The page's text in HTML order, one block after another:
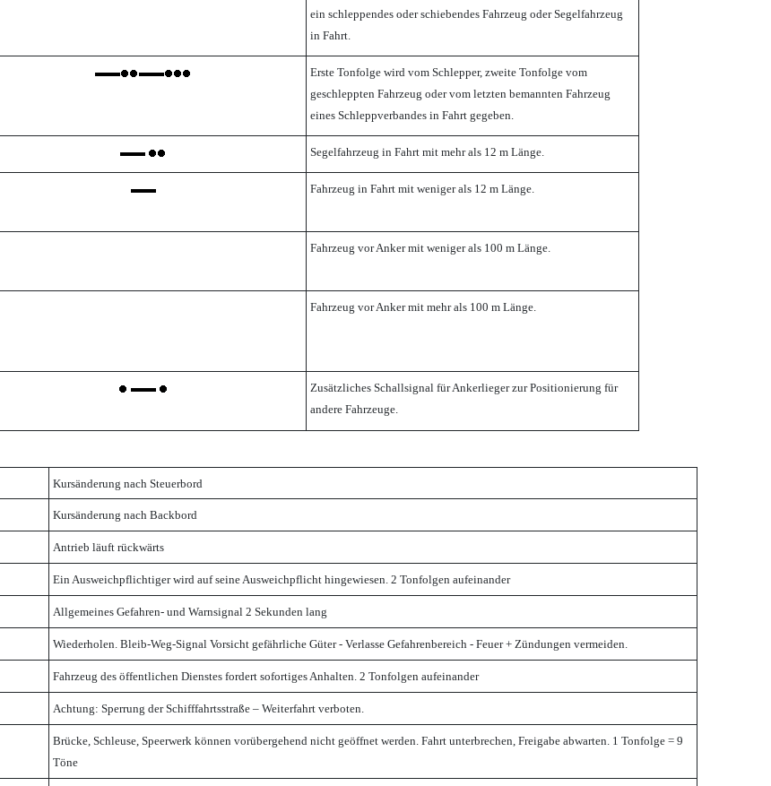
ein schleppendes oder schiebendes Fahrzeug oder Segelfahrzeug
in Fahrt.
Erste Tonfolge wird vom Schlepper, zweite Tonfolge vom
geschleppten Fahrzeug oder vom letzten bemannten Fahrzeug
eines Schleppverbandes in Fahrt gegeben.
Segelfahrzeug in Fahrt mit mehr als 12 m Länge.
Fahrzeug in Fahrt mit weniger als 12 m Länge.
Fahrzeug vor Anker mit weniger als 100 m Länge.
Fahrzeug vor Anker mit mehr als 100 m Länge.
Zusätzliches Schallsignal für Ankerlieger zur Positionierung für
andere Fahrzeuge.
Kursänderung nach Steuerbord
Kursänderung nach Backbord
Antrieb läuft rückwärts
Ein Ausweichpflichtiger wird auf seine Ausweichpflicht hingewiesen. 2 Tonfolgen aufeinander
Allgemeines Gefahren- und Warnsignal 2 Sekunden lang
Wiederholen. Bleib-Weg-Signal Vorsicht gefährliche Güter - Verlasse Gefahrenbereich - Feuer + Zündungen vermeiden.
Fahrzeug des öffentlichen Dienstes fordert sofortiges Anhalten. 2 Tonfolgen aufeinander
Achtung: Sperrung der Schifffahrtsstraße – Weiterfahrt verboten.
Brücke, Schleuse, Speerwerk können vorübergehend nicht geöffnet werden. Fahrt unterbrechen, Freigabe abwarten. 1 Tonfolge = 9
Töne